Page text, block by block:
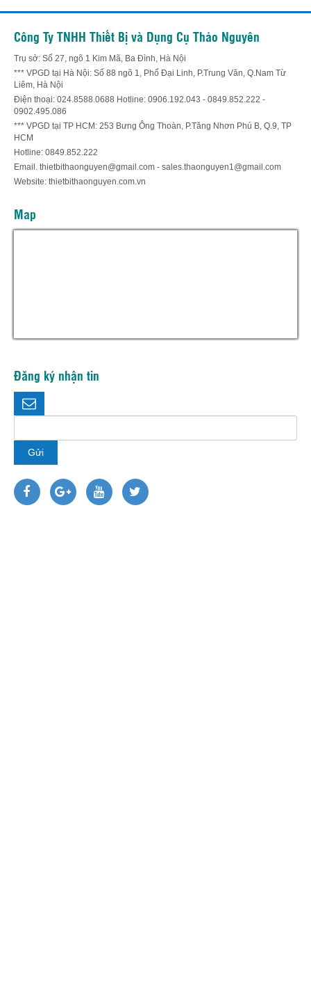
Công Ty TNHH Thiết Bị và Dụng Cụ Thảo Nguyên
Trụ sở: Số 27, ngõ 1 Kim Mã, Ba Đình, Hà Nội
*** VPGD tại Hà Nội: Số 88 ngõ 1, Phố Đại Linh, P.Trung Văn, Q.Nam Từ
Liêm, Hà Nội
Điện thoại: 024.8588.0688 Hotline: 0906.192.043 - 0849.852.222 -
0902.495.086
*** VPGD tại TP HCM: 253 Bưng Ông Thoàn, P.Tăng Nhơn Phú B, Q.9, TP
HCM
Hotline: 0849.852.222
Email. thietbithaonguyen@gmail.com - sales.thaonguyen1@gmail.com
Website: thietbithaonguyen.com.vn
Map
Đăng ký nhận tin